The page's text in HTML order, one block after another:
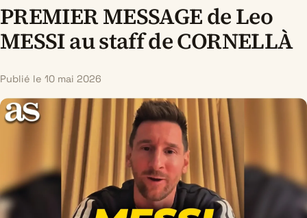
PREMIER MESSAGE de Leo
MESSI au staff de CORNELLÀ
Publié le 10 mai 2026